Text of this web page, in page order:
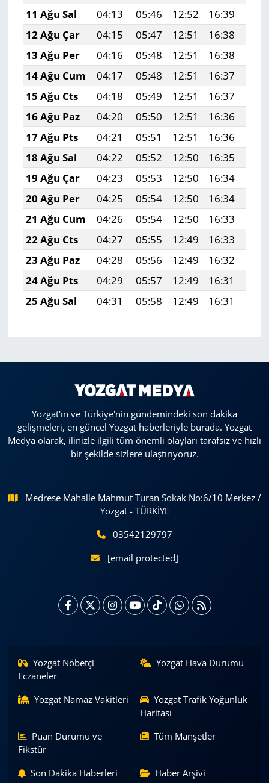
11 Ağu Sal
04:13 05:46 12:52 16:39
12 Ağu Çar
04:15 05:47 12:51 16:38
13 Ağu Per
04:16 05:48 12:51 16:38
14 Ağu Cum
04:17 05:48 12:51 16:37
15 Ağu Cts
04:18 05:49 12:51 16:37
16 Ağu Paz
04:20 05:50 12:51 16:36
17 Ağu Pts
04:21 05:51 12:51 16:36
18 Ağu Sal
04:22 05:52 12:50 16:35
19 Ağu Çar
04:23 05:53 12:50 16:34
20 Ağu Per
04:25 05:54 12:50 16:34
21 Ağu Cum
04:26 05:54 12:50 16:33
22 Ağu Cts
04:27 05:55 12:49 16:33
23 Ağu Paz
04:28 05:56 12:49 16:32
24 Ağu Pts
04:29 05:57 12:49 16:31
25 Ağu Sal
04:31 05:58 12:49 16:31
Yozgat'ın ve Türkiye'nin gündemindeki son dakika
gelişmeleri, en güncel Yozgat haberleriyle burada. Yozgat
Medya olarak, ilinizle ilgili tüm önemli olayları tarafsız ve hızlı
bir şekilde sizlere ulaştırıyoruz.
Medrese Mahalle Mahmut Turan Sokak No:6/10 Merkez /
Yozgat - TÜRKİYE
03542129797
[email protected]
Yozgat Nöbetçi
Eczaneler
Yozgat Hava Durumu
Yozgat Namaz Vakitleri
Yozgat Trafik Yoğunluk
Haritası
Puan Durumu ve
Fikstür
Tüm Manşetler
Son Dakika Haberleri Haber Arşivi